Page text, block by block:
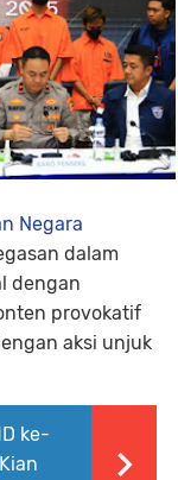
Negara
dalam
dengan
provokatif
aksi unjuk
ke-